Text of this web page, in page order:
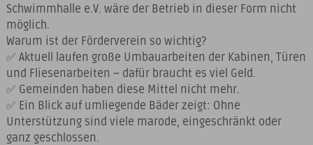
Schwimmhalle e.V. wäre der Betrieb in dieser Form nicht
möglich.
Warum ist der Förderverein so wichtig?
✅ Aktuell laufen große Umbauarbeiten der Kabinen, Türen
und Fliesenarbeiten – dafür braucht es viel Geld.
✅ Gemeinden haben diese Mittel nicht mehr.
✅ Ein Blick auf umliegende Bäder zeigt: Ohne
Unterstützung sind viele marode, eingeschränkt oder
ganz geschlossen.